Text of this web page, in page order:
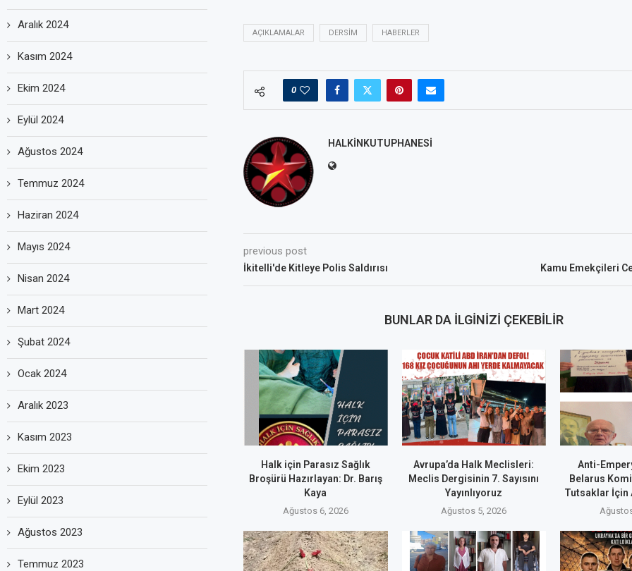
AÇIKLAMALAR DERSIM HABERLER
0
HALKINKUTUPHANESI
previous post
İkitelli'de Kitleye Polis Saldırısı Kamu Emekçileri
BUNLAR DA İLGINIZI ÇEKEBILIR
Halk için Parasız Sağlık
Broşürü Hazırlayan: Dr. Barış
Kaya
Ağustos 6, 2026
Avrupa’da Halk Meclisleri:
Meclis Dergisinin 7. Sayısını
Yayınlıyoruz
Ağustos 5, 2026
Anti-
Belarus
Tutsaklar İçin
Aralık 2024
Kasım 2024
Ekim 2024
Eylül 2024
Ağustos 2024
Temmuz 2024
Haziran 2024
Mayıs 2024
Nisan 2024
Mart 2024
Şubat 2024
Ocak 2024
Aralık 2023
Kasım 2023
Ekim 2023
Eylül 2023
Ağustos 2023
Temmuz 2023